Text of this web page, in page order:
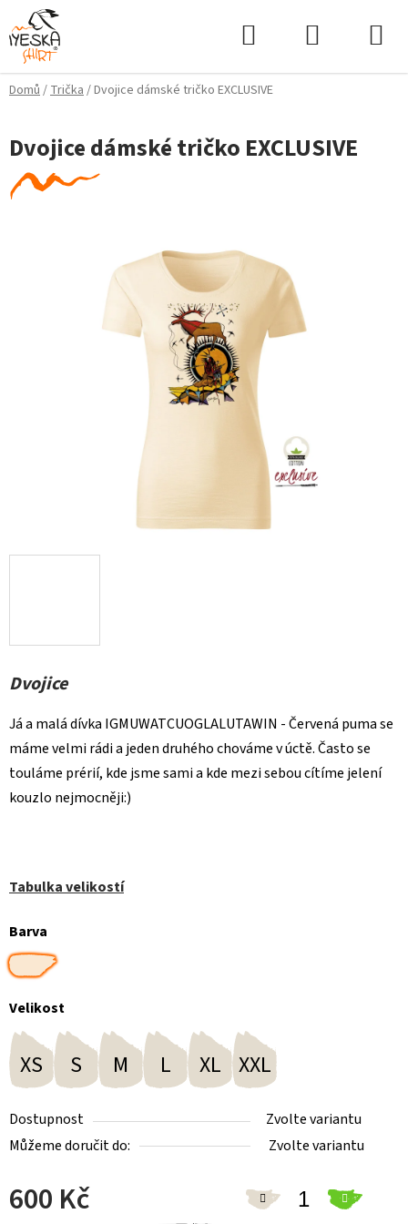
Přejít
na
obsah
Domů/Trička/Dvojice dámské tričko EXCLUSIVE
Dvojice
Já a malá dívka IGMUWATCUOGLALUTAWIN - Červená puma se
máme velmi rádi a jeden druhého chováme v úctě. Často se
touláme prérií, kde jsme sami a kde mezi sebou cítíme jelení
kouzlo nejmocněji:)
Tabulka velikostí
Barva
Velikost
XS S M L XL XXL
Dostupnost
Zvolte variantu
Můžeme doručit do:
Zvolte variantu
600 Kč
Dvojice dámské tričko EXCLUSIVE